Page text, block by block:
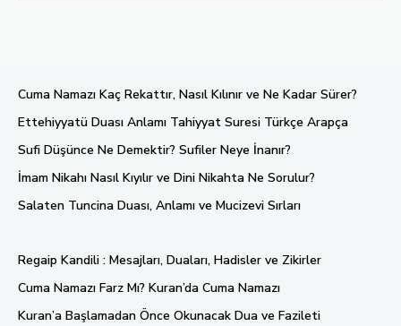
Cuma Namazı Kaç Rekattır, Nasıl Kılınır ve Ne Kadar Sürer?
Ettehiyyatü Duası Anlamı Tahiyyat Suresi Türkçe Arapça
Sufi Düşünce Ne Demektir? Sufiler Neye İnanır?
İmam Nikahı Nasıl Kıyılır ve Dini Nikahta Ne Sorulur?
Salaten Tuncina Duası, Anlamı ve Mucizevi Sırları
Regaip Kandili : Mesajları, Duaları, Hadisler ve Zikirler
Cuma Namazı Farz Mı? Kuran’da Cuma Namazı
Kuran’a Başlamadan Önce Okunacak Dua ve Fazileti